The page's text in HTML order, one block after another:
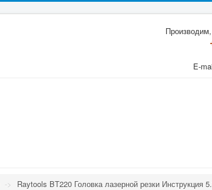
E-
-> Raytools BT220 Головка лазерной резки Инструкция